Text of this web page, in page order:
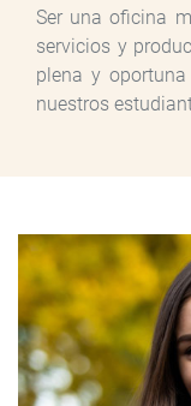
Ser una oficina
servicios y
plena y
nuestros